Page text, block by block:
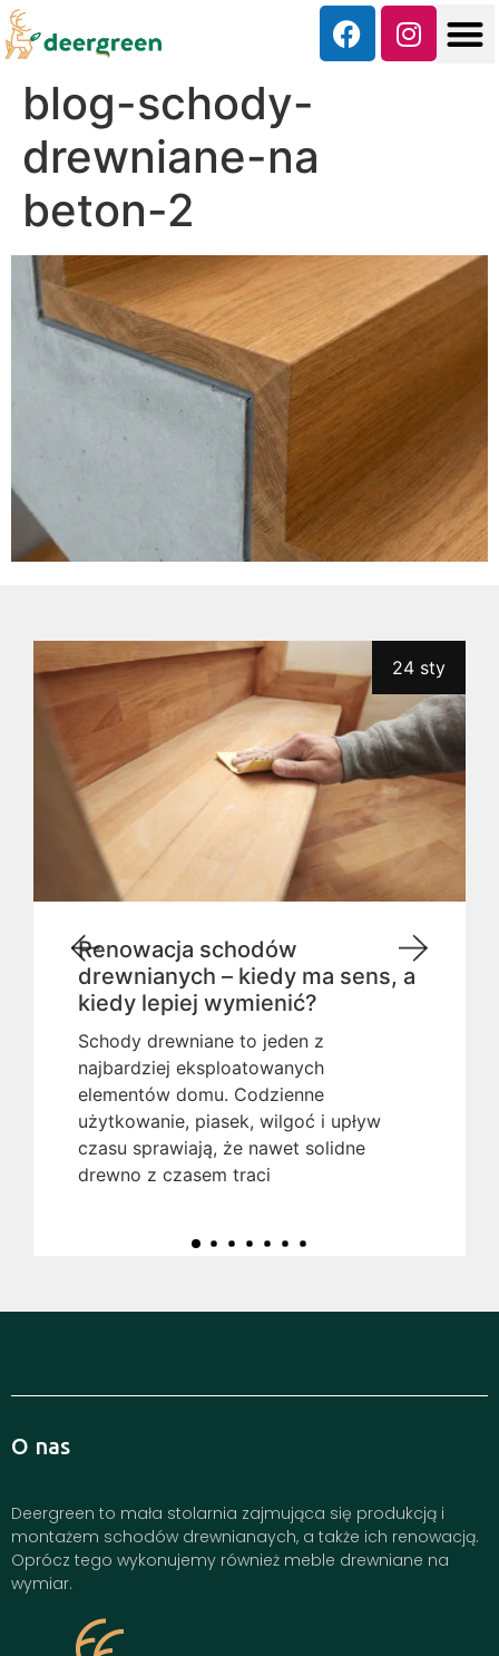
blog-schody-
drewniane-na
beton-2
24 sty
Renowacja schodów
drewnianych – kiedy ma sens, a
kiedy lepiej wymienić?
Schody drewniane to jeden z
najbardziej eksploatowanych
elementów domu. Codzienne
użytkowanie, piasek, wilgoć i upływ
czasu sprawiają, że nawet solidne
drewno z czasem traci
O nas
Deergreen to mała stolarnia zajmująca się produkcją i
montażem schodów drewnianaych, a także ich renowacją.
Oprócz tego wykonujemy również meble drewniane na
wymiar.